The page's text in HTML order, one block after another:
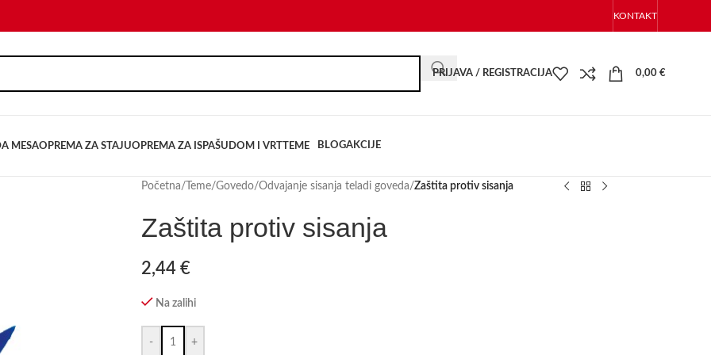
KONTAKT
PRIJAVA / REGISTRACIJA 0,00 €
MESAOPREMA ZA STAJUOPREMA ZA ISPAŠU DOM I VRTTEME BLOGAKCIJE
Početna/ Teme/Govedo/Odvajanje sisanja teladi goveda/Zaštita protiv sisanja
Zaštita protiv sisanja
2,44 €
Na zalihi
- +